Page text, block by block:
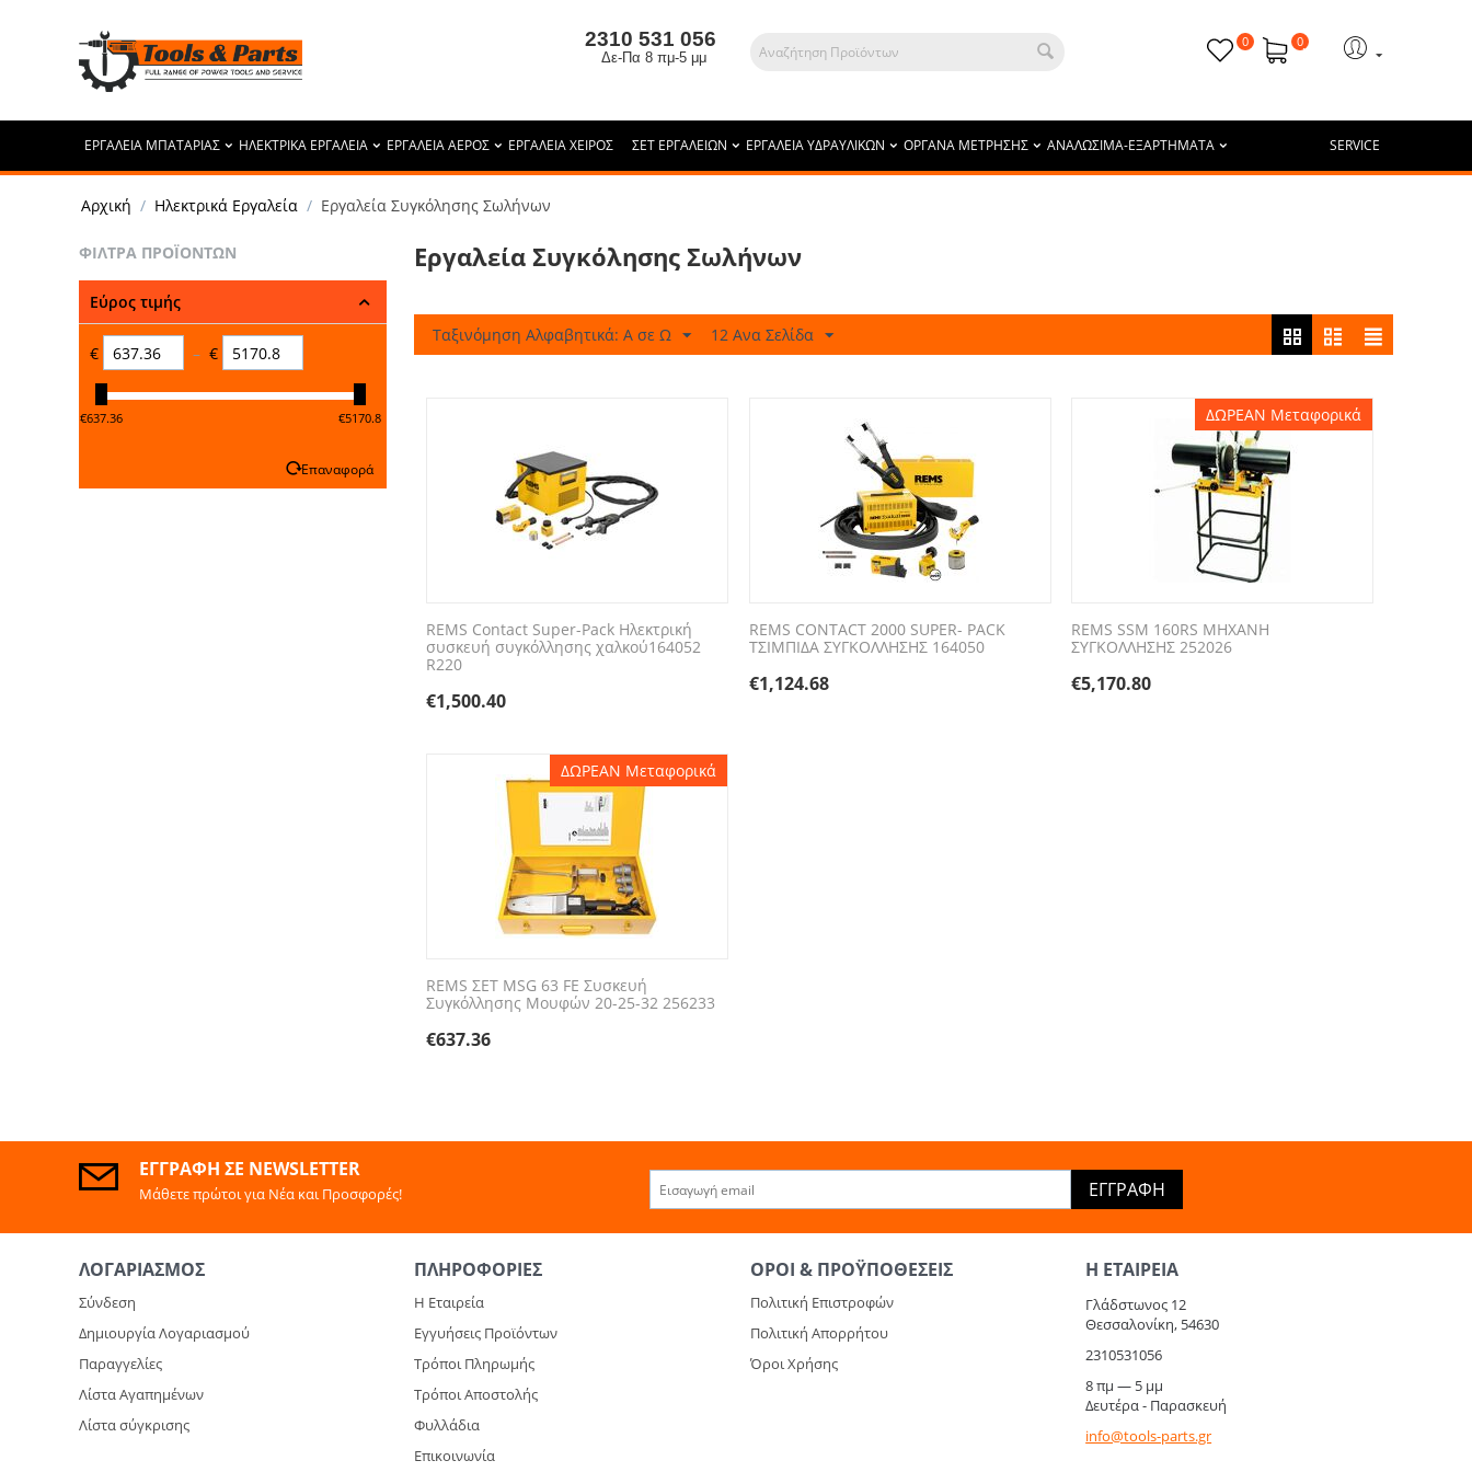
2310 531 056
Δε-Πα 8 πμ-5 μμ
0 0
ΕΡΓΑΛΕΙΑ ΜΠΑΤΑΡΙΑΣ ΗΛΕΚΤΡΙΚΑ ΕΡΓΑΛΕΙΑ ΕΡΓΑΛΕΙΑ ΑΕΡΟΣ ΕΡΓΑΛΕΙΑ ΧΕΙΡΟΣ ΣΕΤ ΕΡΓΑΛΕΙΩΝ ΕΡΓΑΛΕΙΑ ΥΔΡΑΥΛΙΚΩΝ ΟΡΓΑΝΑ ΜΕΤΡΗΣΗΣ ΑΝΑΛΩΣΙΜΑ-ΕΞΑΡΤΗΜΑΤΑ SERVICE
Αρχική / Ηλεκτρικά Εργαλεία / Εργαλεία Συγκόλησης Σωλήνων
ΦΊΛΤΡΑ ΠΡΟΪΌΝΤΩΝ
Εύρος τιμής
€ – €
‎€637.36 ‎€5170.8
Επαναφορά
Εργαλεία Συγκόλησης Σωλήνων
Ταξινόμηση Αλφαβητικά: A σε Ω 12 Ανα Σελίδα
REMS Contact Super-Pack Ηλεκτρική
συσκευή συγκόλλησης χαλκού164052
R220
€1,500.40
REMS CONTACT 2000 SUPER- PACK
ΤΣΙΜΠΙΔΑ ΣΥΓΚΟΛΛΗΣΗΣ 164050
€1,124.68
ΔΩΡΕΑΝ Μεταφορικά
REMS SSM 160RS ΜΗΧΑΝΗ
ΣΥΓΚΟΛΛΗΣΗΣ 252026
€5,170.80
ΔΩΡΕΑΝ Μεταφορικά
REMS ΣΕΤ MSG 63 FE Συσκευή
Συγκόλλησης Μουφών 20-25-32 256233
€637.36
ΕΓΓΡΑΦΉ ΣΕ NEWSLETTER
Μάθετε πρώτοι για Νέα και Προσφορές! ΕΓΓΡΑΦΉ
ΛΟΓΑΡΙΑΣΜΌΣ
Σύνδεση
Δημιουργία Λογαριασμού
Παραγγελίες
Λίστα Αγαπημένων
Λίστα σύγκρισης
ΠΛΗΡΟΦΟΡΊΕΣ
Η Εταιρεία
Εγγυήσεις Προϊόντων
Τρόποι Πληρωμής
Τρόποι Αποστολής
Φυλλάδια
Επικοινωνία
ΌΡΟΙ & ΠΡΟΫΠΟΘΈΣΕΙΣ
Πολιτική Επιστροφών
Πολιτική Απορρήτου
Όροι Χρήσης
Η ΕΤΑΙΡΕΊΑ​
Γλάδστωνος 12
Θεσσαλονίκη, 54630
2310531056
8 πμ — 5 μμ
Δευτέρα - Παρασκευή
info@tools-parts.gr